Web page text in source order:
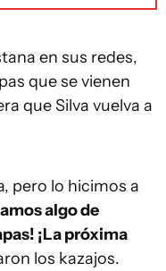
en sus redes,
que se vienen
que Silva vuelva a
pero lo hicimos a
algo de
¡La próxima
los kazajos.